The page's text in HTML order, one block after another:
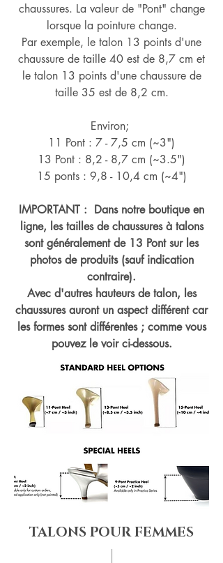
chaussures. La valeur de "Pont" change
lorsque la pointure change.
Par exemple, le talon 13 points d'une
chaussure de taille 40 est de 8,7 cm et
le talon 13 points d'une chaussure de
taille 35 est de 8,2 cm.
Environ;
11 Pont : 7 - 7,5 cm (~3")
13 Pont : 8,2 - 8,7 cm (~3.5")
15 ponts : 9,8 - 10,4 cm (~4")
IMPORTANT : Dans notre boutique en
ligne, les tailles de chaussures à talons
sont généralement de 13 Pont sur les
photos de produits (sauf indication
contraire).
Avec d'autres hauteurs de talon, les
chaussures auront un aspect différent car
les formes sont différentes ; comme vous
pouvez le voir ci-dessous.
TALONS POUR FEMMES